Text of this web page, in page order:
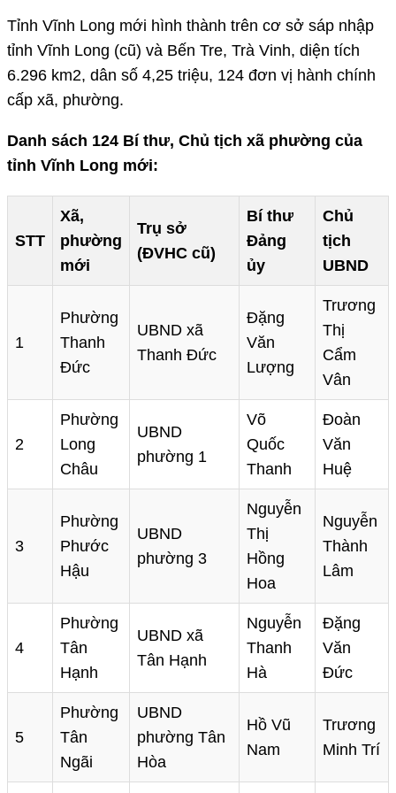
Tỉnh Vĩnh Long mới hình thành trên cơ sở sáp nhập
tỉnh Vĩnh Long (cũ) và Bến Tre, Trà Vinh, diện tích
6.296 km2, dân số 4,25 triệu, 124 đơn vị hành chính
cấp xã, phường.
Danh sách 124 Bí thư, Chủ tịch xã phường của
tỉnh Vĩnh Long mới:
STT
Xã,
phường
mới
Trụ sở
(ĐVHC cũ)
Bí thư
Đảng
ủy
Chủ
tịch
UBND
1
Phường
Thanh
Đức
UBND xã
Thanh Đức
Đặng
Văn
Lượng
Trương
Thị
Cẩm
Vân
2
Phường
Long
Châu
UBND
phường 1
Võ
Quốc
Thanh
Đoàn
Văn
Huệ
3
Phường
Phước
Hậu
UBND
phường 3
Nguyễn
Thị
Hồng
Hoa
Nguyễn
Thành
Lâm
4
Phường
Tân
Hạnh
UBND xã
Tân Hạnh
Nguyễn
Thanh
Hà
Đặng
Văn
Đức
5
Phường
Tân
Ngãi
UBND
phường Tân
Hòa
Hồ Vũ
Nam
Trương
Minh Trí